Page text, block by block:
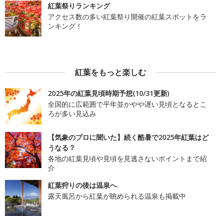
紅葉祭りランキング
アクセス数の多い紅葉祭り開催の紅葉スポットをラ
ンキング！
紅葉をもっと楽しむ
2025年の紅葉見頃時期予想(10/31更新)
全国的に広範囲で平年並かやや遅い見頃となるとこ
ろが多い見込み
【気象のプロに聞いた】続く酷暑で2025年紅葉はど
うなる？
各地の紅葉見頃や見頃を見逃さないポイントまで紹
介
紅葉狩りの後は温泉へ
露天風呂から紅葉が眺められる温泉も掲載中